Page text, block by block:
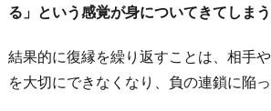
く
と
に
る」という感覚が身についてきてしまう
結果的に復縁を繰り返すことは、相手
を大切にできなくなり、負の連鎖に陥っ